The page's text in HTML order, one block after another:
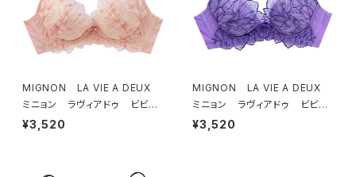
MIGNON LA VIE A DEUX
ミニョン ラヴィアドゥ ビビア
ーナ ブラジャー（ピーチ）M20
¥3,520
MIGNON LA VIE A DEUX
ミニョン ラヴィアドゥ ビビア
ーナ ブラジャー（ヴィオレッタ）
¥3,520